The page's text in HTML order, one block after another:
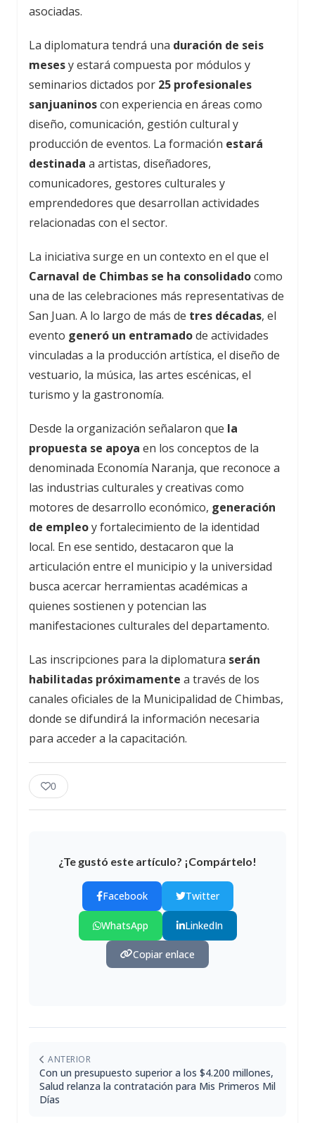
asociadas.
La diplomatura tendrá una duración de seis
mesesy estará compuesta por módulos y
seminarios dictados por 25 profesionales
sanjuaninoscon experiencia en áreas como
diseño, comunicación, gestión cultural y
producción de eventos. La formación estará
destinada a artistas, diseñadores,
comunicadores, gestores culturales y
emprendedores que desarrollan actividades
relacionadas con el sector.
La iniciativa surge en un contexto en el que el
Carnaval de Chimbas se ha consolidadocomo
una de las celebraciones más representativas de
San Juan. A lo largo de más de tres décadas, el
evento generó un entramadode actividades
vinculadas a la producción artística, el diseño de
vestuario, la música, las artes escénicas, el
turismo y la gastronomía.
Desde la organización señalaron que la
propuesta se apoya en los conceptos de la
denominada Economía Naranja, que reconoce a
las industrias culturales y creativas como
motores de desarrollo económico, generación
de empleoy fortalecimiento de la identidad
local. En ese sentido, destacaron que la
articulación entre el municipio y la universidad
busca acercar herramientas académicas a
quienes sostienen y potencian las
manifestaciones culturales del departamento.
Las inscripciones para la diplomatura serán
habilitadas próximamente a través de los
canales oficiales de la Municipalidad de Chimbas,
donde se difundirá la información necesaria
para acceder a la capacitación.
0
¿Te gustó este artículo? ¡Compártelo!
Facebook Twitter
WhatsApp LinkedIn
Copiar enlace
ANTERIOR
Con un presupuesto superior a los $4.200 millones,
Salud relanza la contratación para Mis Primeros Mil
Días